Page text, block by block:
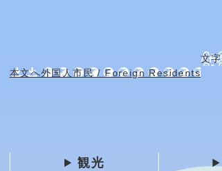
本文へ外国人市民 / Foreign Residents
文
観光